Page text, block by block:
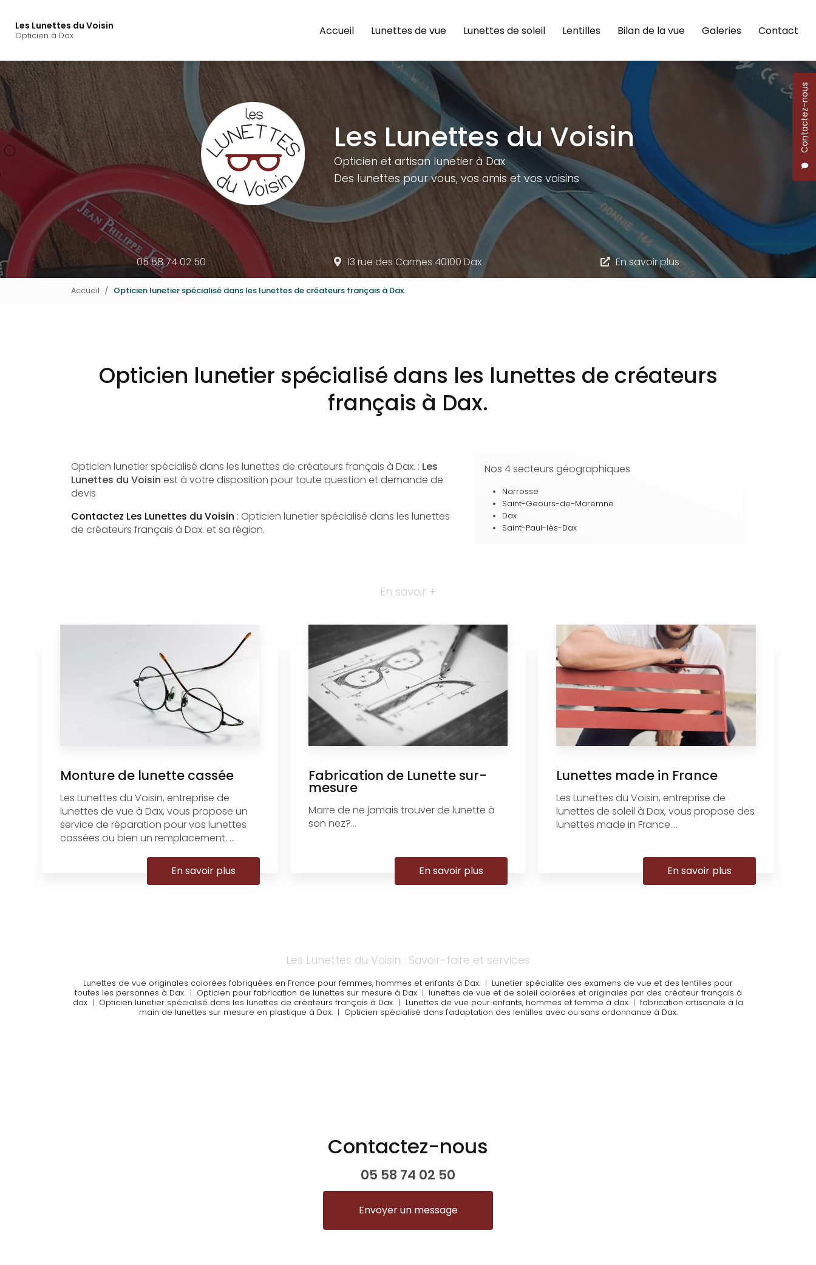
contenu
Les Lunettes du Voisin
Opticien à Dax
Contactez-nous
Accueil
Lunettes de vue Lunettes de soleil Lentilles Bilan de la vue Galeries Contact
Les Lunettes du Voisin
Opticien et artisan lunetier à Dax
Des lunettes pour vous, vos amis et vos voisins
05 58 74 02 50 13 rue des Carmes40100 Dax En savoir plus
Accueil Opticien lunetier spécialisé dans les lunettes de créateurs français à Dax.
Opticien lunetier spécialisé dans les lunettes de créateurs
français à Dax.
Opticien lunetier spécialisé dans les lunettes de créateurs français à Dax. : Les
Lunettes du Voisin est à votre disposition pour toute question et demande de
devis
Contactez Les Lunettes du Voisin : Opticien lunetier spécialisé dans les lunettes
de créateurs français à Dax. et sa région.
Nos 4 secteurs géographiques
Narrosse
Saint-Geours-de-Maremne
Dax
Saint-Paul-lès-Dax
En savoir +
Monture de lunette cassée
Les Lunettes du Voisin, entreprise de
lunettes de vue à Dax, vous propose un
service de réparation pour vos lunettes
cassées ou bien un remplacement. ...
En savoir plus
Fabrication de Lunette sur-
mesure
Marre de ne jamais trouver de lunette à
son nez?...
En savoir plus
Lunettes made in France
Les Lunettes du Voisin, entreprise de
lunettes de soleil à Dax, vous propose des
lunettes made in France....
En savoir plus
Les Lunettes du Voisin : Savoir-faire et services
Lunettes de vue originales colorées fabriquées en France pour femmes, hommes et enfants à Dax. | Lunetier spécialite des examens de vue et des lentilles pour
toutes les personnes à Dax.| Opticien pour fabrication de lunettes sur mesure à Dax| lunettes de vue et de soleil colorées et originales par des créateur français à
dax | Opticien lunetier spécialisé dans les lunettes de créateurs français à Dax. | Lunettes de vue pour enfants, hommes et femme à dax | fabrication artisanale à la
main de lunettes sur mesure en plastique à Dax.| Opticien spécialisé dans l'adaptation des lentilles avec ou sans ordonnance à Dax.
Contactez-nous
05 58 74 02 50
Envoyer un message